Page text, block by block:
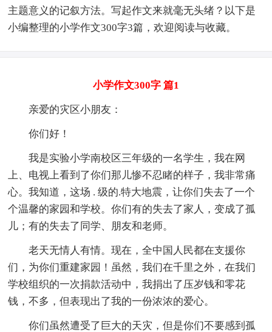
主题意义的记叙方法。写起作文来就毫无头绪？以下是
小编整理的小学作文300字3篇，欢迎阅读与收藏。
小学作文300字 篇1
亲爱的灾区小朋友：
你们好！
我是实验小学南校区三年级的一名学生，我在网
上、电视上看到了你们那儿惨不忍睹的样子，我非常痛
心。我知道，这场 . 级的.特大地震，让你们失去了一个
个温馨的家园和学校。你们有的失去了家人，变成了孤
儿；有的失去了同学、朋友和老师。
老天无情人有情。现在，全中国人民都在支援你
们，为你们重建家园！虽然，我们在千里之外，在我们
学校组织的一次捐款活动中，我捐出了压岁钱和零花
钱，不多，但表现出了我的一份浓浓的爱心。
你们虽然遭受了巨大的天灾，但是你们不要感到孤